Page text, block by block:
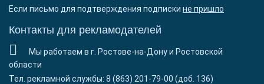
Если письмо для подтверждения подписки не пришло
Контакты для рекламодателей
Мы работаем в г. Ростове-на-Дону и Ростовской
области
Тел. рекламной службы: 8 (863) 201-79-00 (доб. 136)